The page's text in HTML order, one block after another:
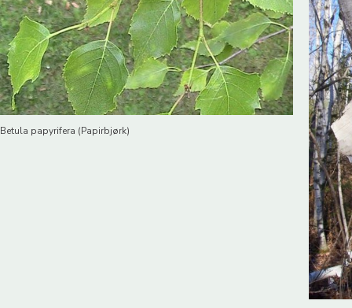
Betula papyrifera (Papirbjørk)